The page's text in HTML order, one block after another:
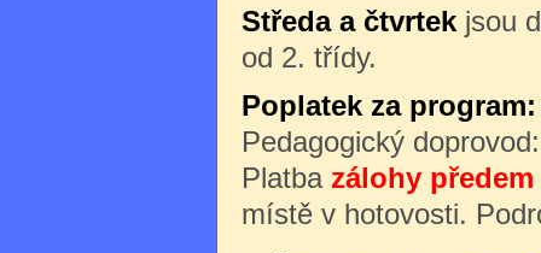
Středa a čtvrtek jsou
od 2. třídy.
Poplatek za program:
Pedagogický
Platba zálohy
místě v hotovosti.